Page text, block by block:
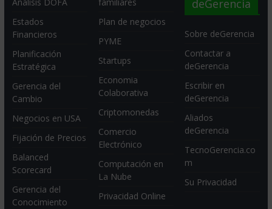
Estados
Financieros
Planificación
Estratégica
Gerencia del
Cambio
Negocios en USA
Fijación de Precios
Balanced
Scorecard
Gerencia del
Conocimiento
Plan de negocios
PYME
Startups
Economia
Colaborativa
Criptomonedas
Comercio
Electrónico
Computación en
La Nube
Privacidad Online
deGerencia
Sobre deGerencia
Contactar a
deGerencia
Escribir en
deGerencia
Aliados
deGerencia
TecnoGerencia.co
m
Su Privacidad